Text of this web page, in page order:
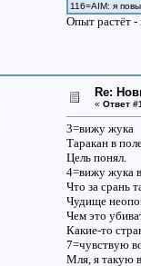
116=AIM: я
Опыт растёт -
Re:
« Ответ
3=вижу жука
Таракан в
Цель понял.
4=вижу жука
Что за срань
Чудище
Чем это
Какие-то
7=чувствую
Мля, я такую